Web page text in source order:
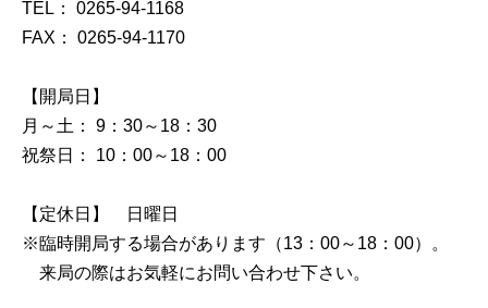
TEL： 0265-94-1168
FAX： 0265-94-1170
【開局日】
月～土： 9：30～18：30
祝祭日： 10：00～18：00
【定休日】 日曜日
※臨時開局する場合があります（13：00～18：00）。
来局の際はお気軽にお問い合わせ下さい。